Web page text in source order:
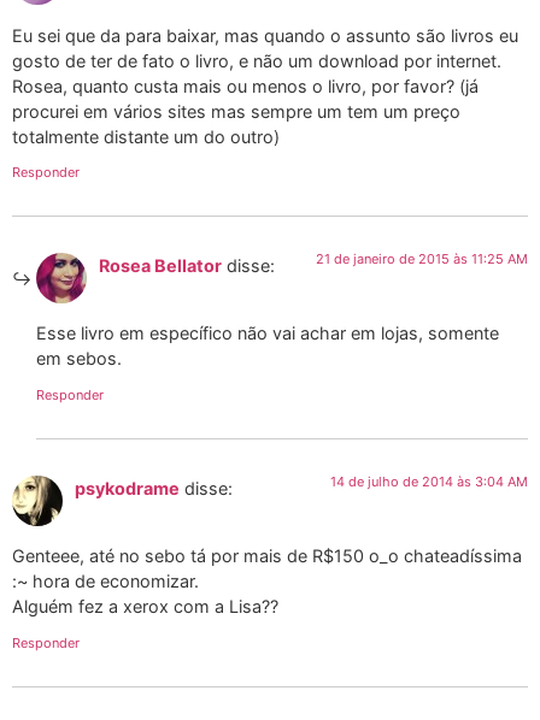
Eu sei que da para baixar, mas quando o assunto são livros eu
gosto de ter de fato o livro, e não um download por internet.
Rosea, quanto custa mais ou menos o livro, por favor? (já
procurei em vários sites mas sempre um tem um preço
totalmente distante um do outro)
Responder
Rosea Bellator disse: 21 de janeiro de 2015 às 11:25 AM
Esse livro em específico não vai achar em lojas, somente
em sebos.
Responder
psykodrame disse: 14 de julho de 2014 às 3:04 AM
Genteee, até no sebo tá por mais de R$150 o_o chateadíssima
:~ hora de economizar.
Alguém fez a xerox com a Lisa??
Responder